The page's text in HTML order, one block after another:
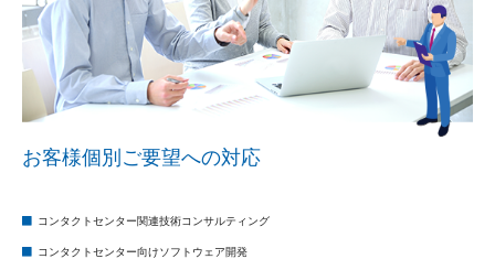
お客様個別ご要望への対応
コンタクトセンター関連技術コンサルティング
コンタクトセンター向けソフトウェア開発